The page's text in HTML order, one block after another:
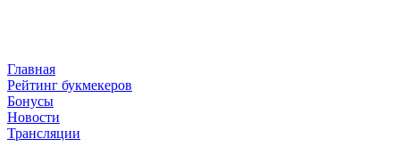
Главная
Рейтинг букмекеров
Бонусы
Новости
Трансляции